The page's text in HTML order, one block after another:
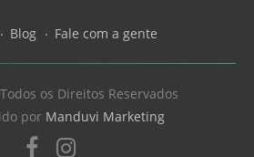
Blog Fale com a gente
os Direitos Reservados
por Manduvi Marketing